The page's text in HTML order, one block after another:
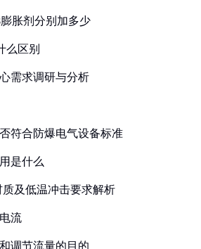
胀剂分别加多少
么区别
需求调研与分析
符合防爆电气设备标准
是什么
质及低温冲击要求解析
流
调节流量的目的